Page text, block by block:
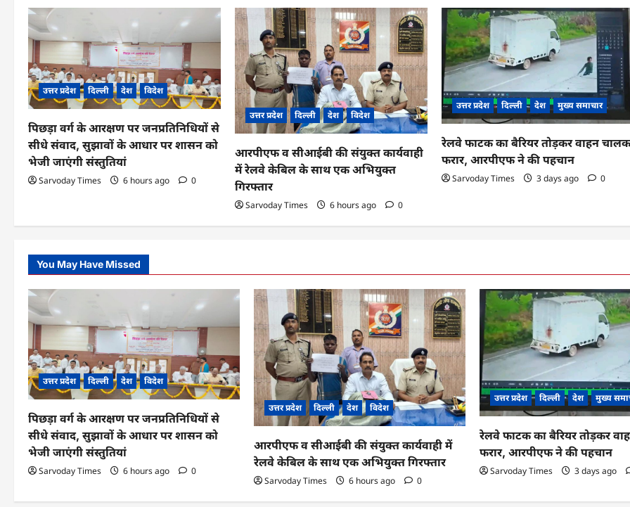
a
v
g
a
t
i
o
उत्तर प्रदेश दिल्ली देश विदेश
पिछड़ा वर्ग के आरक्षण पर जनप्रतिनिधियों से
सीधे संवाद, सुझावों के आधार पर शासन को
भेजी जाएंगी संस्तुतियां
Sarvoday Times 6 hours ago 0
उत्तर प्रदेश दिल्ली देश विदेश
आरपीएफ व सीआईबी की संयुक्त कार्यवाही
में रेलवे केबिल के साथ एक अभियुक्त
गिरफ्तार
Sarvoday Times 6 hours ago 0
उत्तर प्रदेश दिल्ली देश मुख्य समाचार
रेलवे फाटक का बैरियर तोड़कर वाहन
फरार, आरपीएफ ने की पहचान
Sarvoday Times 3 days ago 0
You May Have Missed
उत्तर प्रदेश दिल्ली देश विदेश
पिछड़ा वर्ग के आरक्षण पर जनप्रतिनिधियों से
सीधे संवाद, सुझावों के आधार पर शासन को
भेजी जाएंगी संस्तुतियां
Sarvoday Times 6 hours ago 0
उत्तर प्रदेश दिल्ली देश विदेश
आरपीएफ व सीआईबी की संयुक्त कार्यवाही में
रेलवे केबिल के साथ एक अभियुक्त गिरफ्तार
Sarvoday Times 6 hours ago 0
उत्तर प्रदेश दिल्ली देश मुख्य
रेलवे फाटक का बैरियर तोड़कर
फरार, आरपीएफ ने की पहचान
Sarvoday Times 3 days ago